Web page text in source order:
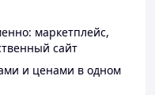
маркетплейс,
сайт
и ценами в одном